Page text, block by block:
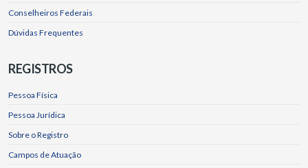
Conselheiros Federais
Dúvidas Frequentes
REGISTROS
Pessoa Física
Pessoa Jurídica
Sobre o Registro
Campos de Atuação